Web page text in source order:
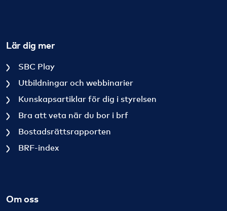
Lär dig mer
SBC Play
Utbildningar och webbinarier
Kunskapsartiklar för dig i styrelsen
Bra att veta när du bor i brf
Bostadsrättsrapporten
BRF-index
Om oss